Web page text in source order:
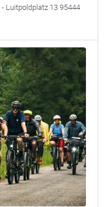
Luitpoldplatz 13 95444